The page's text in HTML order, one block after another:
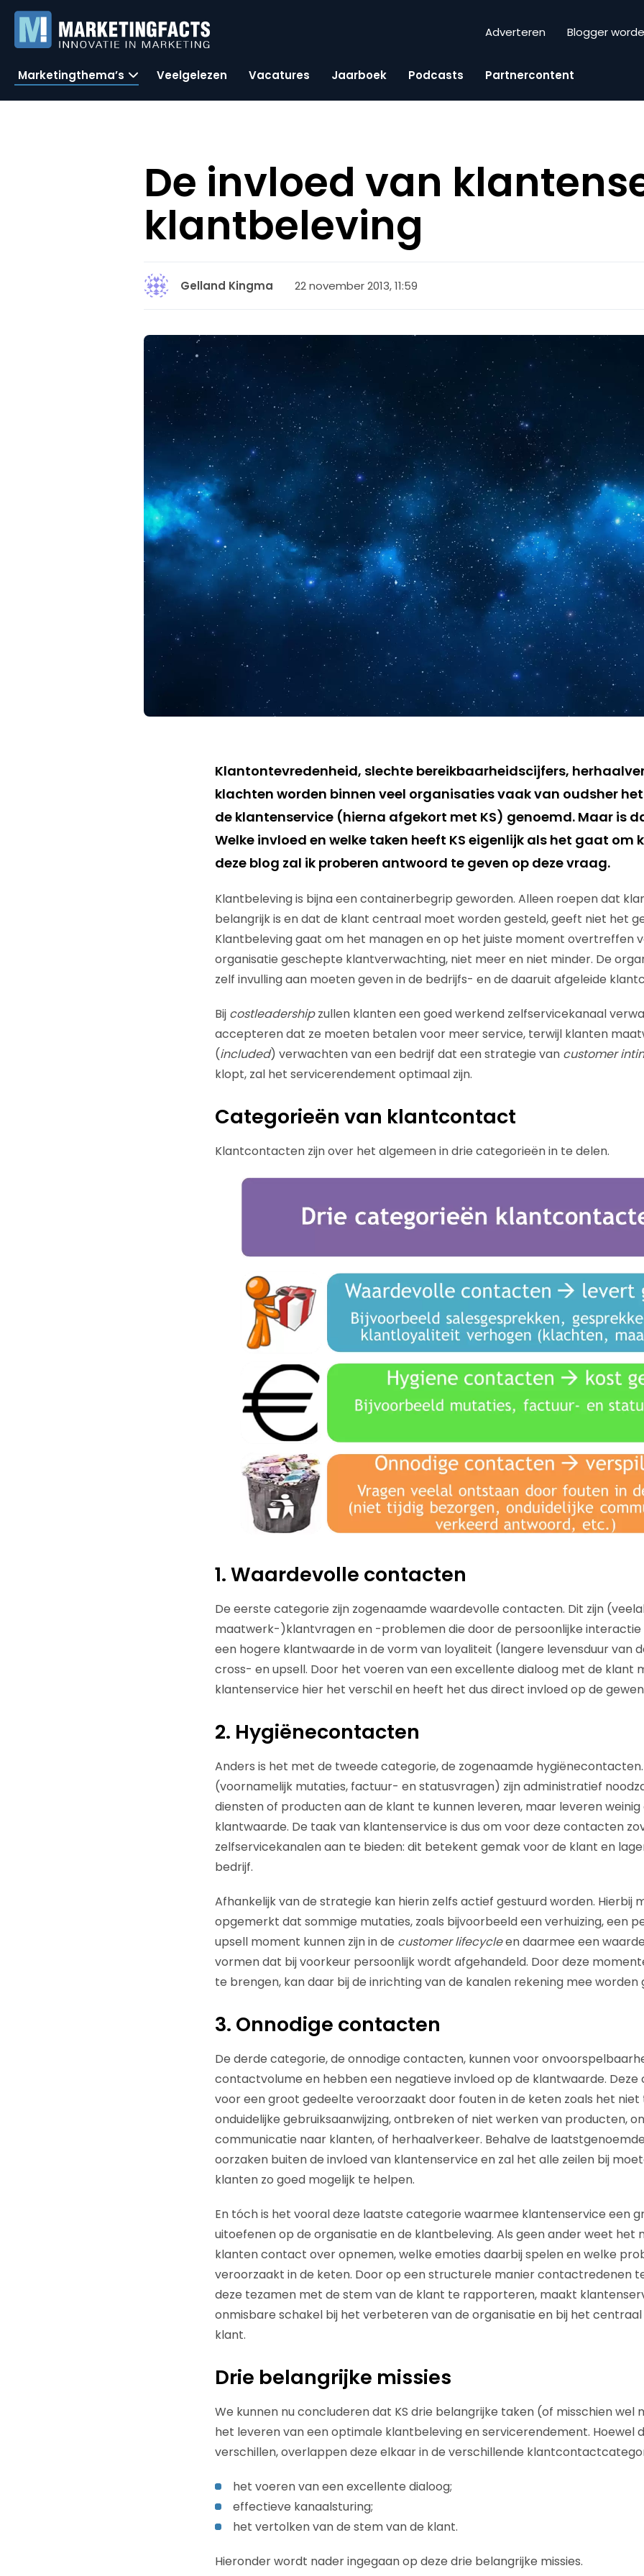
Adverteren Blogger
Marketingthema’s Veelgelezen Vacatures Jaarboek Podcasts Partnercontent
De invloed van
klantbeleving
Gelland Kingma 22 november 2013, 11:59
Klantontevredenheid, slechte bereikbaarheidscijfers,
klachten worden binnen veel organisaties vaak van oudsher het
de klantenservice (hierna afgekort met KS) genoemd. Maar is
Welke invloed en welke taken heeft KS eigenlijk als het gaat om
deze blog zal ik proberen antwoord te geven op deze vraag.
Klantbeleving is bijna een containerbegrip geworden. Alleen roepen dat
belangrijk is en dat de klant centraal moet worden gesteld, geeft niet het
Klantbeleving gaat om het managen en op het juiste moment overtreffen
organisatie geschepte klantverwachting, niet meer en niet minder. De
zelf invulling aan moeten geven in de bedrijfs- en de daaruit afgeleide
Bij costleadershipzullen klanten een goed werkend zelfservicekanaal
accepteren dat ze moeten betalen voor meer service, terwijl klanten
(included) verwachten van een bedrijf dat een strategie van customer
klopt, zal het servicerendement optimaal zijn.
Categorieën van klantcontact
Klantcontacten zijn over het algemeen in drie categorieën in te delen.
1. Waardevolle contacten
De eerste categorie zijn zogenaamde waardevolle contacten. Dit zijn
maatwerk-)klantvragen en -problemen die door de persoonlijke interactie
een hogere klantwaarde in de vorm van loyaliteit (langere levensduur van
cross- en upsell. Door het voeren van een excellente dialoog met de klant
klantenservice hier het verschil en heeft het dus direct invloed op de
2. Hygiënecontacten
Anders is het met de tweede categorie, de zogenaamde
(voornamelijk mutaties, factuur- en statusvragen) zijn administratief
diensten of producten aan de klant te kunnen leveren, maar leveren
klantwaarde. De taak van klantenservice is dus om voor deze contacten
zelfservicekanalen aan te bieden: dit betekent gemak voor de klant en
bedrijf.
Afhankelijk van de strategie kan hierin zelfs actief gestuurd worden. Hierbij
opgemerkt dat sommige mutaties, zoals bijvoorbeeld een verhuizing, een
upsell moment kunnen zijn in de customer lifecycleen daarmee een
vormen dat bij voorkeur persoonlijk wordt afgehandeld. Door deze
te brengen, kan daar bij de inrichting van de kanalen rekening mee worden
3. Onnodige contacten
De derde categorie, de onnodige contacten, kunnen voor
contactvolume en hebben een negatieve invloed op de klantwaarde.
voor een groot gedeelte veroorzaakt door fouten in de keten zoals het niet
onduidelijke gebruiksaanwijzing, ontbreken of niet werken van producten,
communicatie naar klanten, of herhaalverkeer. Behalve de
oorzaken buiten de invloed van klantenservice en zal het alle zeilen bij
klanten zo goed mogelijk te helpen.
En tóch is het vooral deze laatste categorie waarmee klantenservice een
uitoefenen op de organisatie en de klantbeleving. Als geen ander weet het
klanten contact over opnemen, welke emoties daarbij spelen en welke
veroorzaakt in de keten. Door op een structurele manier contactredenen
deze tezamen met de stem van de klant te rapporteren, maakt
onmisbare schakel bij het verbeteren van de organisatie en bij het
klant.
Drie belangrijke missies
We kunnen nu concluderen dat KS drie belangrijke taken (of misschien wel
het leveren van een optimale klantbeleving en servicerendement. Hoewel
verschillen, overlappen deze elkaar in de verschillende
het voeren van een excellente dialoog;
effectieve kanaalsturing;
het vertolken van de stem van de klant.
Hieronder wordt nader ingegaan op deze drie belangrijke missies.